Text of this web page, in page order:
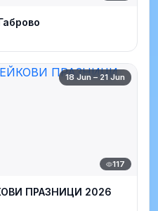
18 Jun – 21 Jun
117
ПРАЗНИЦИ 2026